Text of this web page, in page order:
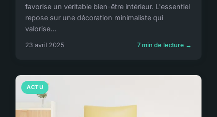
favorise un véritable bien-être intérieur. L'essentiel
repose sur une décoration minimaliste qui
valorise...
23 avril 2025 7 min de lecture →
ACTU